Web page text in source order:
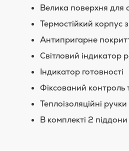
Велика поверхня
Термостійкий корпус
Антипригарне
Світловий індикатор
Індикатор готовності
Фіксований контроль
Теплоізоляційні ручки
В комплекті 2